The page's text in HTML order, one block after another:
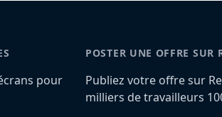
pour
POSTER UNE OFFRE SUR
Publiez votre offre sur
milliers de travailleurs